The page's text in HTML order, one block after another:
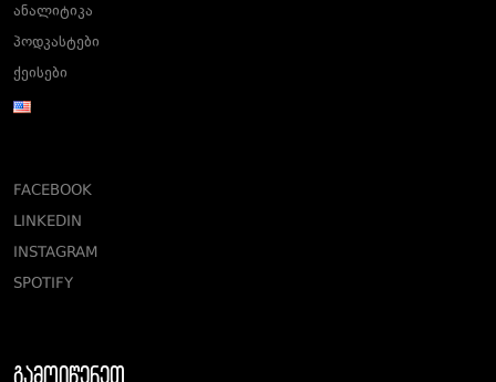
ანალიტიკა
პოდკასტები
ქეისები
FACEBOOK
LINKEDIN
INSTAGRAM
SPOTIFY
გამოიწერეთ